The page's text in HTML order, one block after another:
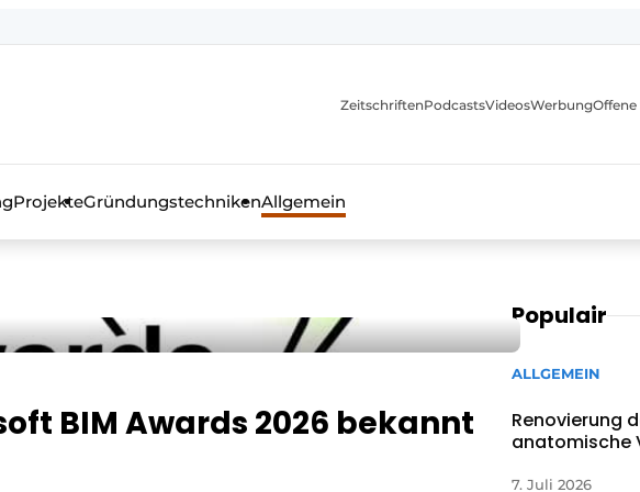
Fachmagazin für die Beton- und Stahlbauindustrie
ZeitschriftenPodcastsVideosWerbungOffene
ProjekteGründungstechnikenAllgemein
BIM Awards 2026 bekannt
Populair
ALLGEMEIN
Renovierung
anatomische
7. Juli 2026